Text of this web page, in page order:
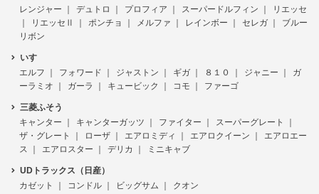
レンジャー
デュトロ プロフィア スーパードルフィン
リエッセ
リエッセⅡ
ポンチョ メルファ レインボー セレガ
ブルー
リボン
いすゞ
エルフ
フォワード ジャストン ギガ ８１０ ジャニー
ガ
ーラミオ
ガーラ キュービック コモ ファーゴ
三菱ふそう
キャンター
キャンターガッツ ファイター
スーパーグレート
ザ・グレート
ローザ エアロミディ エアロクイーン
エアロエー
ス
エアロスター デリカ ミニキャブ
UDトラックス（日産）
カゼット
コンドル ビッグサム クオン